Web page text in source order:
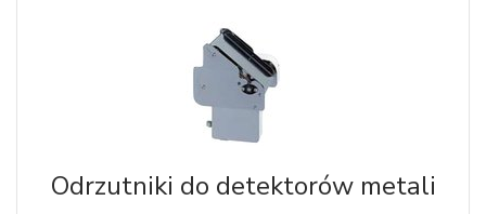
Odrzutniki do detektorów metali